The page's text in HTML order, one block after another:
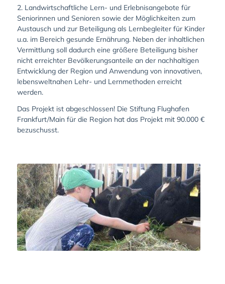
2. Landwirtschaftliche Lern- und Erlebnisangebote für
Seniorinnen und Senioren sowie der Möglichkeiten zum
Austausch und zur Beteiligung als Lernbegleiter für Kinder
u.a. im Bereich gesunde Ernährung. Neben der inhaltlichen
Vermittlung soll dadurch eine größere Beteiligung bisher
nicht erreichter Bevölkerungsanteile an der nachhaltigen
Entwicklung der Region und Anwendung von innovativen,
lebensweltnahen Lehr- und Lernmethoden erreicht
werden.
Das Projekt ist abgeschlossen! Die Stiftung Flughafen
Frankfurt/Main für die Region hat das Projekt mit 90.000 €
bezuschusst.